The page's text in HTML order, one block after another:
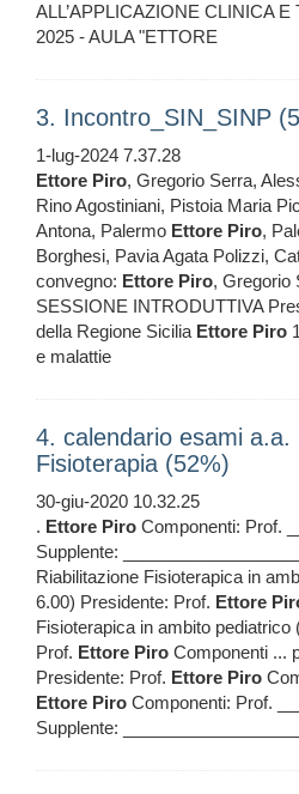
ALL’APPLICAZIONE CLINICA
2025 - AULA "ETTORE
3. Incontro_SIN_SINP
1-lug-2024 7.37.28
Ettore Piro, Gregorio Serra,
Rino Agostiniani, Pistoia Maria
Antona, Palermo Ettore Piro,
Borghesi, Pavia Agata Polizzi,
convegno: Ettore Piro, Gregorio
SESSIONE INTRODUTTIVA
della Regione Sicilia Ettore Piro
e malattie
4. calendario esami a.a.
Fisioterapia (52%)
30-giu-2020 10.32.25
. Ettore Piro Componenti: Prof.
Supplente:
Riabilitazione Fisioterapica in
6.00) Presidente: Prof. Ettore
Fisioterapica in ambito
Prof. Ettore Piro Componenti ...
Presidente: Prof. Ettore Piro
Ettore Piro Componenti: Prof.
Supplente: